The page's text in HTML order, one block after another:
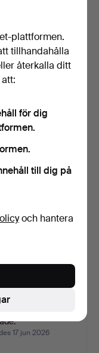
8 delar delvis
18 jun 2026
17 jun 2026
plattformen.
tillhandahålla
återkalla ditt
för dig
till dig på
och hantera